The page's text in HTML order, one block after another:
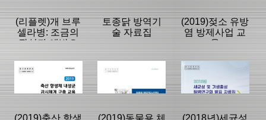
(리플렛)개 브루
셀라병: 조금의
관심과 예방으
전한 삶을 누릴
수 있습니다
분류명 : 팜플렛
|
토종닭 방역기
술 자료집
분류명 : 단행본
|
(2019)젖소 유방
염 방제사업 교
육
분류명 : 단행본
|
(2019)축산 항생
(2019)동물용 체
(2018년)세균성